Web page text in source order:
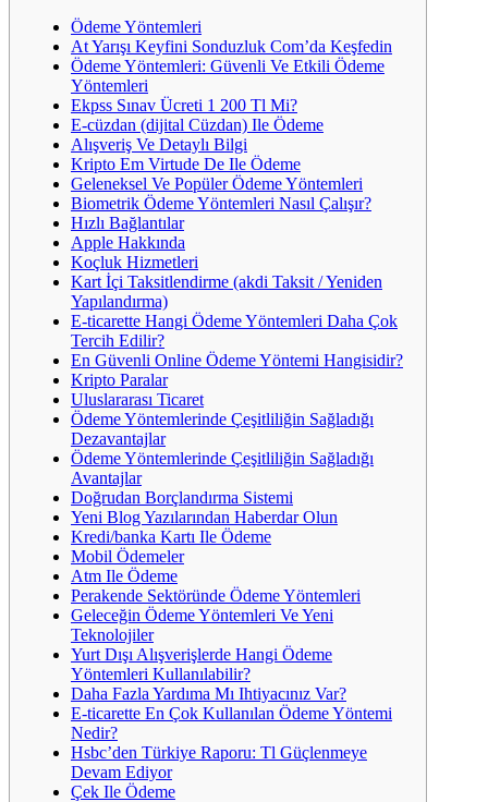
Ödeme Yöntemleri
At Yarışı Keyfini Sonduzluk Com’da Keşfedin
Ödeme Yöntemleri: Güvenli Ve Etkili Ödeme
Yöntemleri
Ekpss Sınav Ücreti 1 200 Tl Mi?
E-cüzdan (dijital Cüzdan) Ile Ödeme
Alışveriş Ve Detaylı Bilgi
Kripto Em Virtude De Ile Ödeme
Geleneksel Ve Popüler Ödeme Yöntemleri
Biometrik Ödeme Yöntemleri Nasıl Çalışır?
Hızlı Bağlantılar
Apple Hakkında
Koçluk Hizmetleri
Kart İçi Taksitlendirme (akdi Taksit / Yeniden
Yapılandırma)
E-ticarette Hangi Ödeme Yöntemleri Daha Çok
Tercih Edilir?
En Güvenli Online Ödeme Yöntemi Hangisidir?
Kripto Paralar
Uluslararası Ticaret
Ödeme Yöntemlerinde Çeşitliliğin Sağladığı
Dezavantajlar
Ödeme Yöntemlerinde Çeşitliliğin Sağladığı
Avantajlar
Doğrudan Borçlandırma Sistemi
Yeni Blog Yazılarından Haberdar Olun
Kredi/banka Kartı Ile Ödeme
Mobil Ödemeler
Atm Ile Ödeme
Perakende Sektöründe Ödeme Yöntemleri
Geleceğin Ödeme Yöntemleri Ve Yeni
Teknolojiler
Yurt Dışı Alışverişlerde Hangi Ödeme
Yöntemleri Kullanılabilir?
Daha Fazla Yardıma Mı Ihtiyacınız Var?
E-ticarette En Çok Kullanılan Ödeme Yöntemi
Nedir?
Hsbc’den Türkiye Raporu: Tl Güçlenmeye
Devam Ediyor
Çek Ile Ödeme